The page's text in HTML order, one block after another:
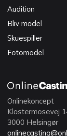
Audition
Bliv model
Skuespiller
Fotomodel
Onlinekoncept
Klostermosevej
3000 Helsingør